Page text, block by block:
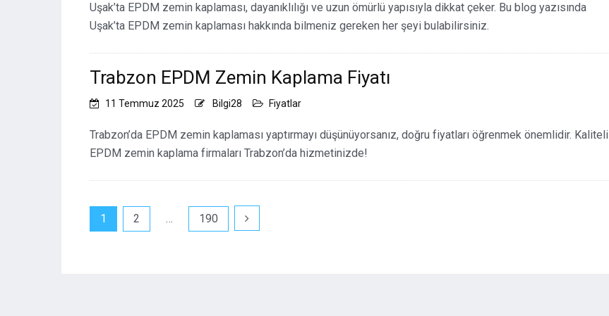
Uşak’ta EPDM zemin kaplaması, dayanıklılığı ve uzun ömürlü yapısıyla dikkat çeker. Bu blog yazısında
Uşak’ta EPDM zemin kaplaması hakkında bilmeniz gereken her şeyi bulabilirsiniz.
Trabzon EPDM Zemin Kaplama Fiyatı
11 Temmuz 2025 Bilgi28 Fiyatlar
Trabzon’da EPDM zemin kaplaması yaptırmayı düşünüyorsanız, doğru fiyatları öğrenmek önemlidir. Kaliteli
EPDM zemin kaplama firmaları Trabzon’da hizmetinizde!
Yazı
1 2 … 190